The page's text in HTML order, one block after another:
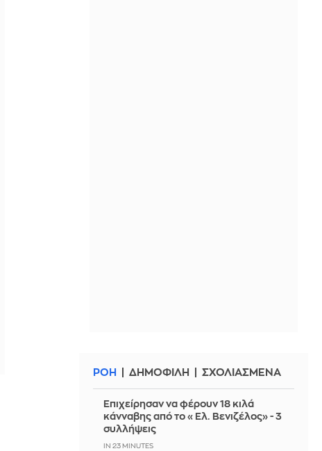
ΡΟΗ ΔΗΜΟΦΙΛΗ ΣΧΟΛΙΑΣΜΕΝΑ
Επιχείρησαν να φέρουν 18 κιλά
κάνναβης από το «Ελ. Βενιζέλος» - 3
συλλήψεις
IN 23 MINUTES